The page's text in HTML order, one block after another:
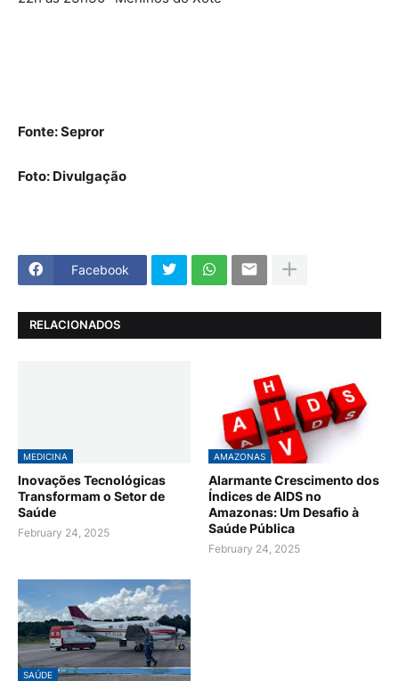
Fonte: Sepror
Foto: Divulgação
Facebook
RELACIONADOS
MEDICINA
Inovações Tecnológicas
Transformam o Setor de
Saúde
February 24, 2025
AMAZONAS
Alarmante Crescimento dos
Índices de AIDS no
Amazonas: Um Desafio à
Saúde Pública
February 24, 2025
SAÚDE